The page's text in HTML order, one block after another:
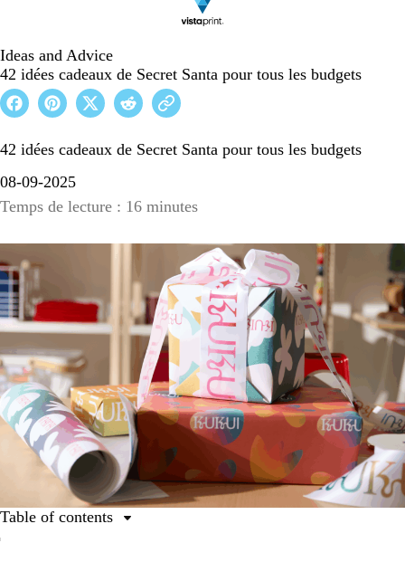
Ideas and Advice
42 idées cadeaux de Secret Santa pour tous les budgets
42 idées cadeaux de Secret Santa pour tous les budgets
08-09-2025
Temps de lecture : 16 minutes
Table of contents